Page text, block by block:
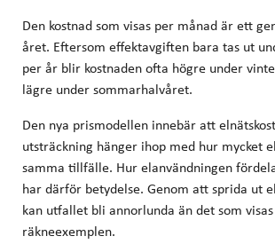
Den kostnad som visas per månad är ett
året. Eftersom effektavgiften bara tas ut
per år blir kostnaden ofta högre under
lägre under sommarhalvåret.
Den nya prismodellen innebär att
utsträckning hänger ihop med hur mycket
samma tillfälle. Hur elanvändningen
har därför betydelse. Genom att sprida ut
kan utfallet bli annorlunda än det som
räkneexemplen.